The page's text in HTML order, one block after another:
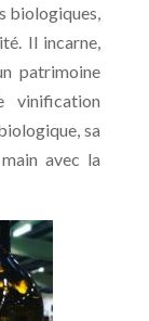
biologiques,
Il incarne,
patrimoine
vinification
sa
avec la